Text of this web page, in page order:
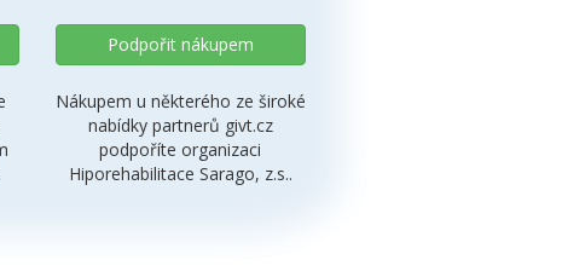
Podpořit nákupem
Nákupem u některého ze široké
nabídky partnerů givt.cz
podpoříte organizaci
Hiporehabilitace Sarago, z.s..